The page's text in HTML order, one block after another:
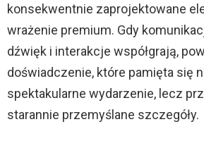
konsekwentnie zaprojektowane
wrażenie premium. Gdy
dźwięk i interakcje współgrają,
doświadczenie, które pamięta się
spektakularne wydarzenie, lecz
starannie przemyślane szczegóły.